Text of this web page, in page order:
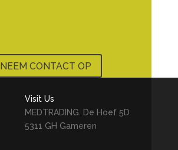
NEEM CONTACT OP
Visit Us
MEDTRADING. De Hoef 5D
5311 GH Gameren